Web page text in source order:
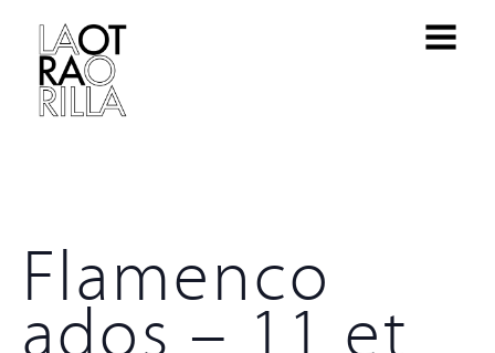
Flamenco
ados – 11 et